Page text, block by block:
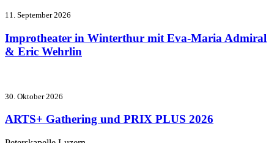
11. September 2026
Improtheater in Winterthur mit Eva-Maria Admiral
& Eric Wehrlin
30. Oktober 2026
ARTS+ Gathering und PRIX PLUS 2026